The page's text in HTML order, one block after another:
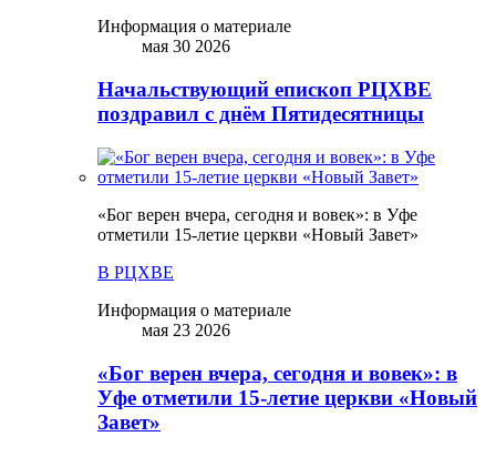
Информация о материале
мая 30 2026
Начальствующий епископ РЦХВЕ
поздравил с днём Пятидесятницы
«Бог верен вчера, сегодня и вовек»: в Уфе
отметили 15-летие церкви «Новый Завет»
В РЦХВЕ
Информация о материале
мая 23 2026
«Бог верен вчера, сегодня и вовек»: в
Уфе отметили 15-летие церкви «Новый
Завет»